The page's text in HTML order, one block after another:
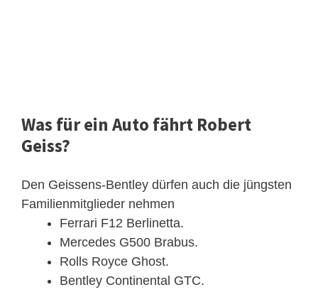
Was für ein Auto fährt Robert
Geiss?
Den Geissens-Bentley dürfen auch die jüngsten
Familienmitglieder nehmen
Ferrari F12 Berlinetta.
Mercedes G500 Brabus.
Rolls Royce Ghost.
Bentley Continental GTC.